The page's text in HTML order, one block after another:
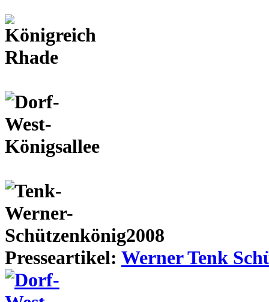
Presseartikel: Werner Tenk